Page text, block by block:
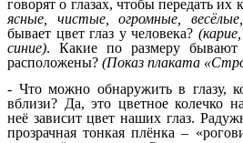
говорят о глазах, чтобы передать их
ясные, чистые, огромные,
бывает цвет глаз у человека?
синие). Какие по размеру бывают
расположены? (Показ плаката
- Что можно обнаружить в глазу,
вблизи? Да, это цветное колечко
неё зависит цвет наших глаз.
прозрачная тонкая плёнка –